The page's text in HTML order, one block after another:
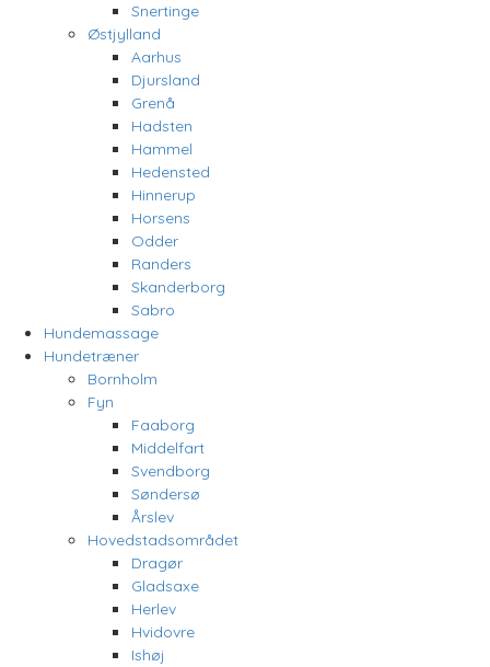
Snertinge
Østjylland
Aarhus
Djursland
Grenå
Hadsten
Hammel
Hedensted
Hinnerup
Horsens
Odder
Randers
Skanderborg
Sabro
Hundemassage
Hundetræner
Bornholm
Fyn
Faaborg
Middelfart
Svendborg
Søndersø
Årslev
Hovedstadsområdet
Dragør
Gladsaxe
Herlev
Hvidovre
Ishøj